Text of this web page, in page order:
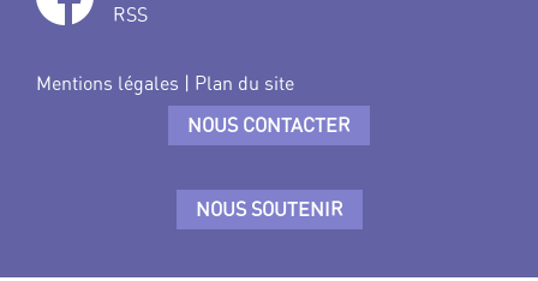
RSS
Mentions légales | Plan du site
NOUS CONTACTER
NOUS SOUTENIR